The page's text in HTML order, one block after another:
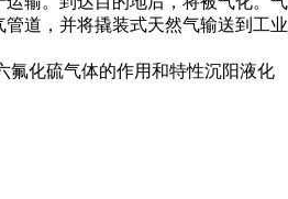
道，并将撬装式天然气输送到工业
氟化硫气体的作用和特性沉阳液化